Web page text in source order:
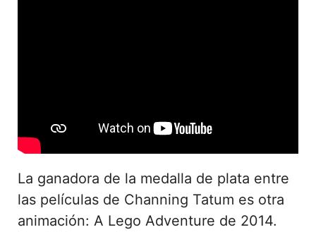
La ganadora de la medalla de plata entre
las películas de Channing Tatum es otra
animación: A Lego Adventure de 2014.